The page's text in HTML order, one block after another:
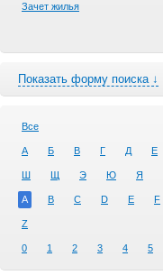
Зачет жилья
Показать форму поиска ↓
Все
А Б В Г Д Е
Ш Щ Э Ю Я
A B C D E F
Z
0 1 2 3 4 5